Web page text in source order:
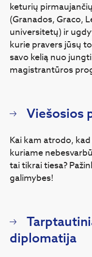
keturių
(Granados, Graco,
universitetų) ir
kurie pravers jūsų
savo kelią nuo
magistrantūros
Viešosios
Kai kam atrodo,
kuriame
tai tikrai tiesa?
galimybes!
diplomatija